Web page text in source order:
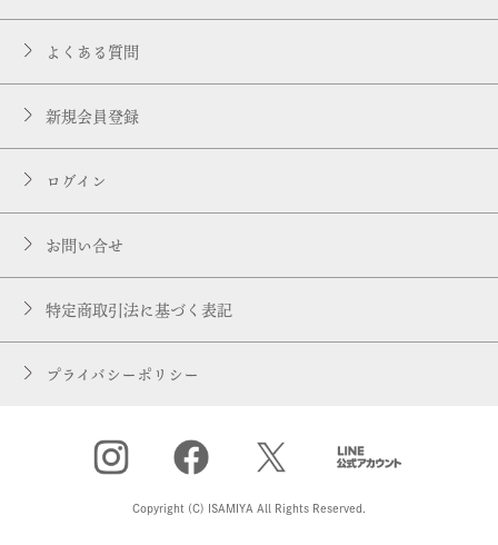
よくある質問
新規会員登録
ログイン
お問い合せ
特定商取引法に基づく表記
プライバシーポリシー
Copyright (C) ISAMIYA All Rights Reserved.